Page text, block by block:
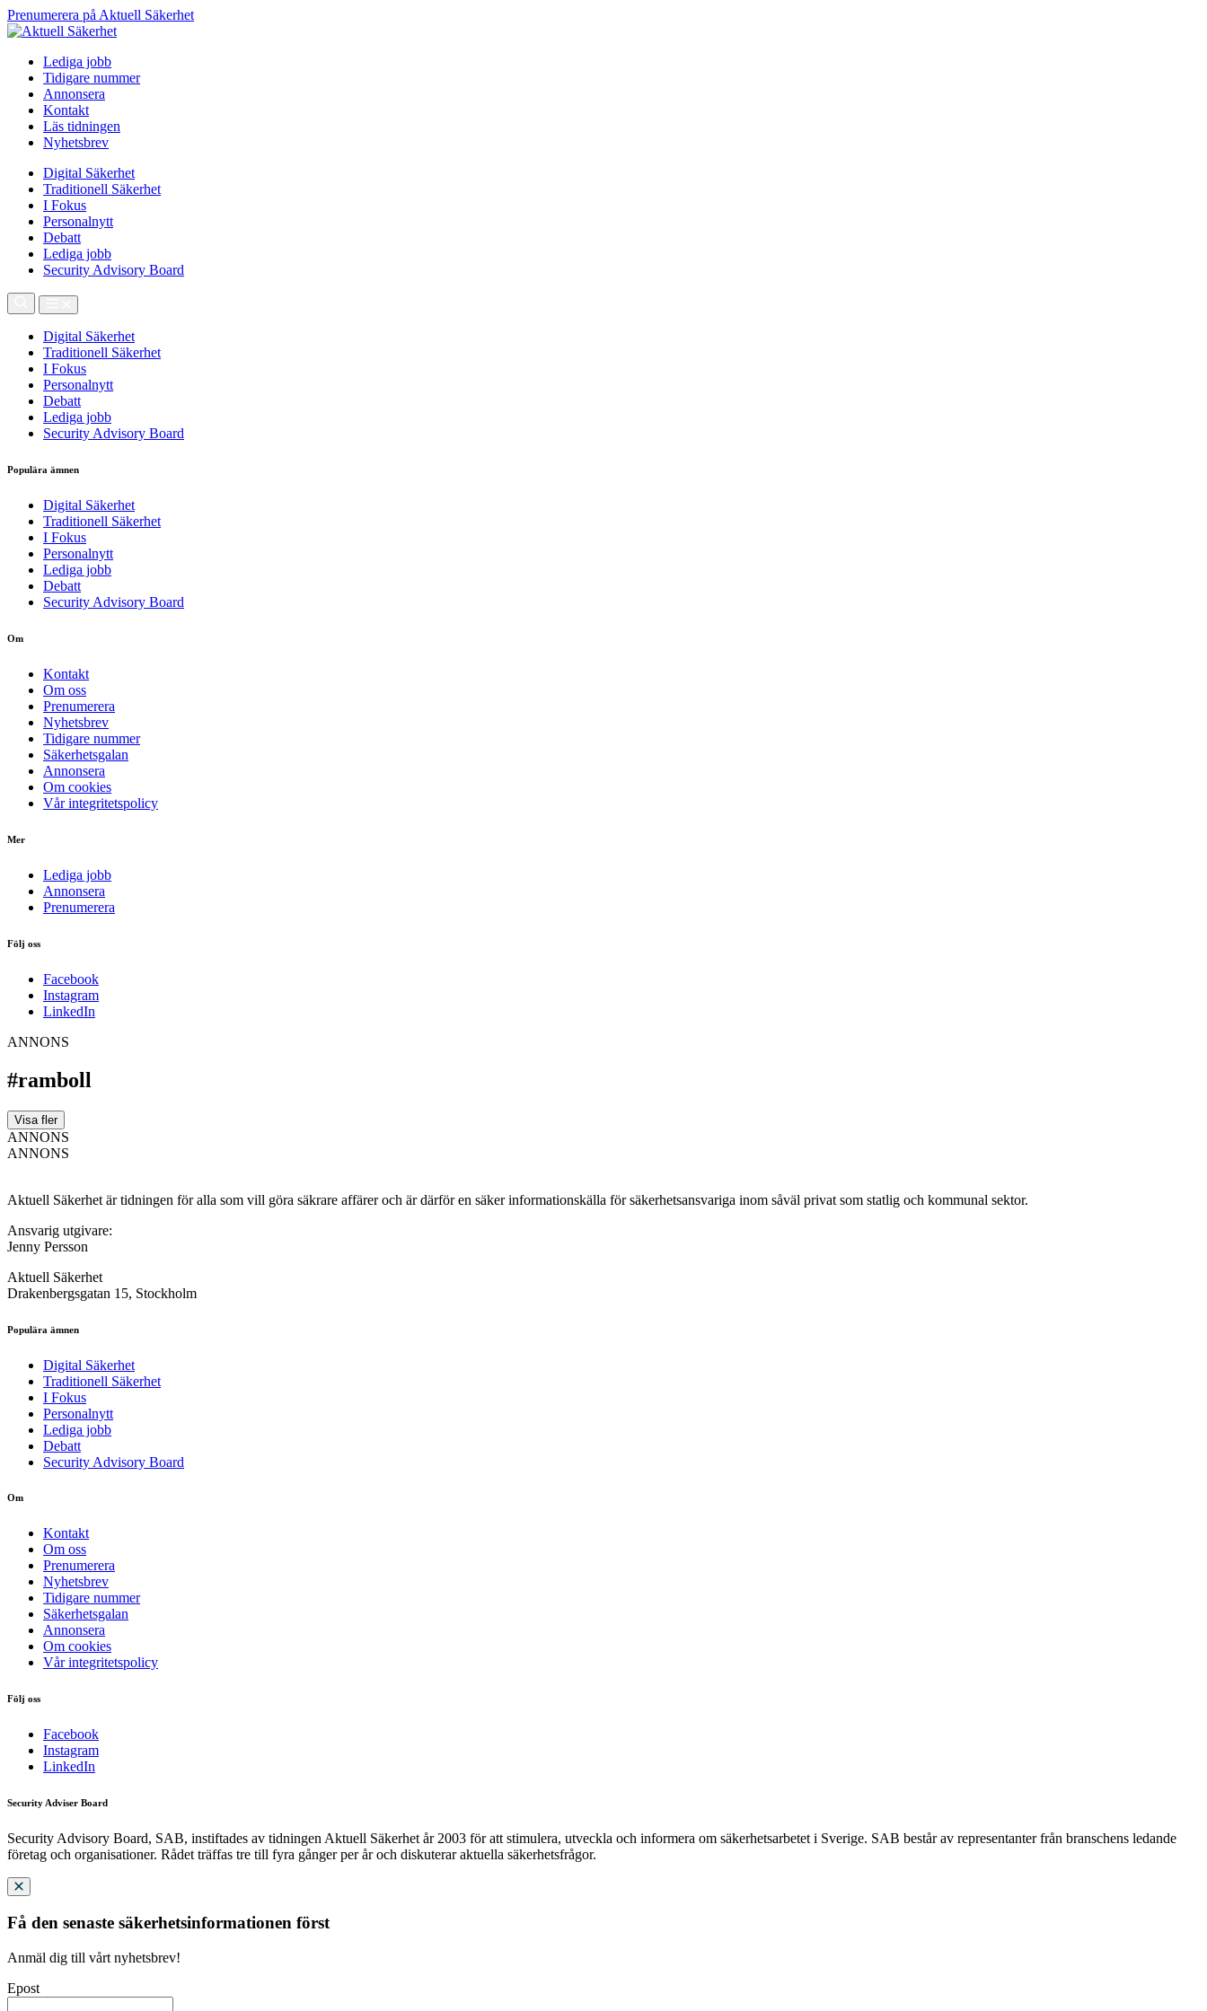
Prenumerera på Aktuell Säkerhet
Lediga jobb
Tidigare nummer
Annonsera
Kontakt
Läs tidningen
Nyhetsbrev
Digital Säkerhet
Traditionell Säkerhet
I Fokus
Personalnytt
Debatt
Lediga jobb
Security Advisory Board
Digital Säkerhet
Traditionell Säkerhet
I Fokus
Personalnytt
Debatt
Lediga jobb
Security Advisory Board
Populära ämnen
Digital Säkerhet
Traditionell Säkerhet
I Fokus
Personalnytt
Lediga jobb
Debatt
Security Advisory Board
Om
Kontakt
Om oss
Prenumerera
Nyhetsbrev
Tidigare nummer
Säkerhetsgalan
Annonsera
Om cookies
Vår integritetspolicy
Mer
Lediga jobb
Annonsera
Prenumerera
Följ oss
Facebook
Instagram
LinkedIn
ANNONS
#ramboll
Visa fler
ANNONS
ANNONS
Aktuell Säkerhet är tidningen för alla som vill göra säkrare affärer och är därför en säker informationskälla för säkerhets­ansvariga inom såväl privat som statlig och kommunal sektor.
Ansvarig utgivare:
Jenny Persson
Aktuell Säkerhet
Drakenbergsgatan 15, Stockholm
Populära ämnen
Digital Säkerhet
Traditionell Säkerhet
I Fokus
Personalnytt
Lediga jobb
Debatt
Security Advisory Board
Om
Kontakt
Om oss
Prenumerera
Nyhetsbrev
Tidigare nummer
Säkerhetsgalan
Annonsera
Om cookies
Vår integritetspolicy
Följ oss
Facebook
Instagram
LinkedIn
Security Adviser Board
Security Advisory Board, SAB, instiftades av tidningen Aktuell Säkerhet år 2003 för att stimulera, utveckla och informera om säkerhetsarbetet i Sverige. SAB består av representanter från branschens ledande
företag och organisationer. Rådet träffas tre till fyra gånger per år och diskuterar aktuella säkerhetsfrågor.
Få den senaste säkerhetsinformationen först
Anmäl dig till vårt nyhetsbrev!
Epost